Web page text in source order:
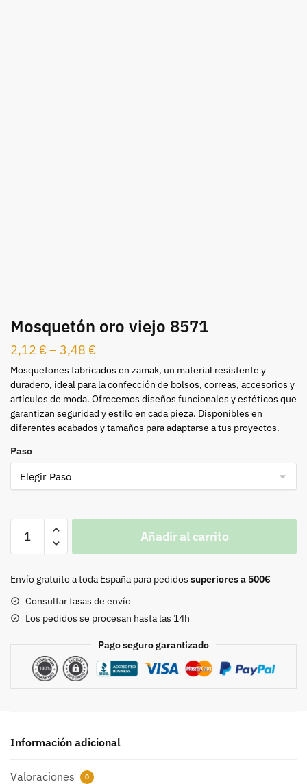
Mosquetón oro viejo 8571
2,12 €– 3,48 €
Mosquetones fabricados en zamak, un material resistente y
duradero, ideal para la confección de bolsos, correas, accesorios y
artículos de moda. Ofrecemos diseños funcionales y estéticos que
garantizan seguridad y estilo en cada pieza. Disponibles en
diferentes acabados y tamaños para adaptarse a tus proyectos.
Paso
Mosquetón
8571
Añadir al carrito
Envío gratuito a toda España para pedidos superiores a 500€
Consultar tasas de envío
Los pedidos se procesan hasta las 14h
Pago seguro garantizado
Información adicional
Valoraciones 0